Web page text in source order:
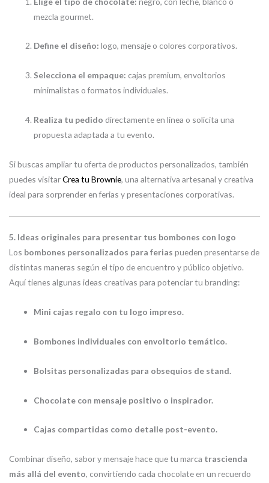
mezcla gourmet.
Define el diseño: logo, mensaje o colores corporativos.
Selecciona el empaque: cajas premium, envoltorios
minimalistas o formatos individuales.
Realiza tu pedido directamente en línea o solicita una
propuesta adaptada a tu evento.
Si buscas ampliar tu oferta de productos personalizados, también
puedes visitarCrea tu Brownie, una alternativa artesanal y creativa
ideal para sorprender en ferias y presentaciones corporativas.
5. Ideas originales para presentar tus bombones con logo
Los bombones personalizados para ferias pueden presentarse de
distintas maneras según el tipo de encuentro y público objetivo.
Aquí tienes algunas ideas creativas para potenciar tu branding:
Mini cajas regalo con tu logo impreso.
Bombones individuales con envoltorio temático.
Bolsitas personalizadas para obsequios de stand.
Chocolate con mensaje positivo o inspirador.
Cajas compartidas como detalle post-evento.
Combinar diseño, sabor y mensaje hace que tu marca trascienda
más allá del evento, convirtiendo cada chocolate en un recuerdo